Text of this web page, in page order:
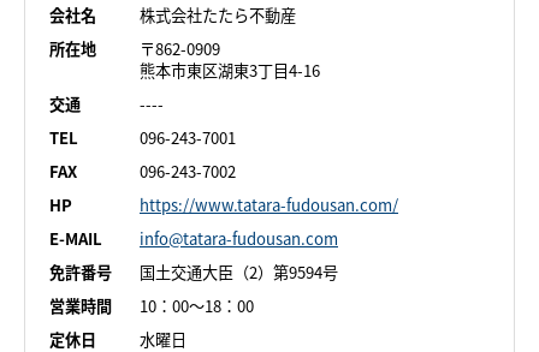
会社名
株式会社たたら不動産
所在地
〒862-0909
熊本市東区湖東3丁目4-16
交通
----
TEL
096-243-7001
FAX
096-243-7002
HP
https://www.tatara-fudousan.com/
E-MAIL
info@tatara-fudousan.com
免許番号
国土交通大臣（2）第9594号
営業時間
10：00～18：00
定休日
水曜日